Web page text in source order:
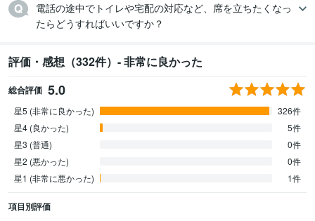
電話の途中でトイレや宅配の対応など、席を立ちたくなっ
たらどうすればいいですか？
評価・感想（332件）- 非常に良かった
総合評価 5.0
星5 (非常に良かった)
326件
星4 (良かった)
5件
星3 (普通)
0件
星2 (悪かった)
0件
星1 (非常に悪かった)
1件
項目別評価